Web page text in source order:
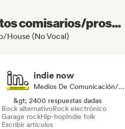
comisarios/pros...
House (No Vocal)
indie now
Medios De Comunicación/Periodista
&gt; 2400 respuestas dadas
Rock alternativoRock electrónico
Garage rockHip-hopIndie folk
Escribir artículos